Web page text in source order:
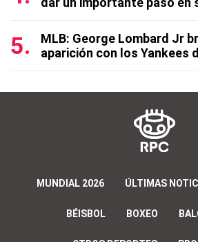
MLB: George Lombard Jr
aparición con los Yankees
MUNDIAL 2026 ÚLTIMAS
BÉISBOL BOXEO